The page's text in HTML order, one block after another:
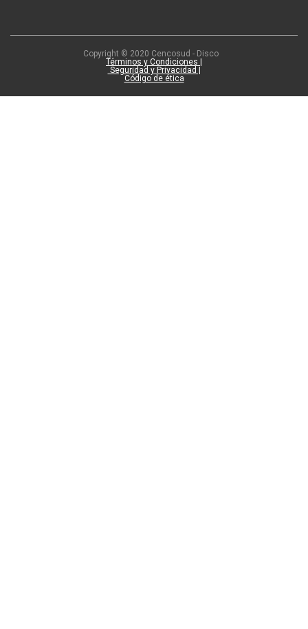
Copyright © 2020 Cencosud - Disco
Términos y Condiciones |
Seguridad y Privacidad |
Código de ética